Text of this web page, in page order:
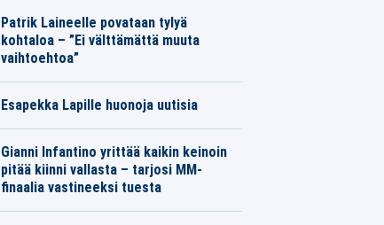
Patrik Laineelle povataan tylyä
kohtaloa – ”Ei välttämättä muuta
vaihtoehtoa”
Esapekka Lapille huonoja uutisia
Gianni Infantino yrittää kaikin keinoin
pitää kiinni vallasta – tarjosi MM-
finaalia vastineeksi tuesta